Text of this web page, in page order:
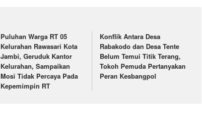
Puluhan Warga RT 05
Kelurahan Rawasari Kota
Jambi, Geruduk Kantor
Kelurahan, Sampaikan
Mosi Tidak Percaya Pada
Kepemimpin RT
Konflik Antara Desa
Rabakodo dan Desa Tente
Belum Temui Titik Terang,
Tokoh Pemuda Pertanyakan
Peran Kesbangpol